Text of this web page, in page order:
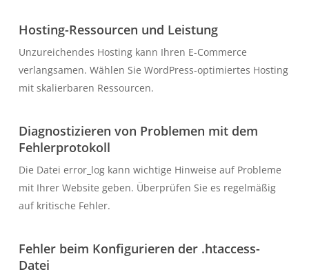
Hosting-Ressourcen und Leistung
Unzureichendes Hosting kann Ihren E-Commerce
verlangsamen. Wählen Sie WordPress-optimiertes Hosting
mit skalierbaren Ressourcen.
Diagnostizieren von Problemen mit dem
Fehlerprotokoll
Die Datei error_logkann wichtige Hinweise auf Probleme
mit Ihrer Website geben. Überprüfen Sie es regelmäßig
auf kritische Fehler.
Fehler beim Konfigurieren der .htaccess-
Datei